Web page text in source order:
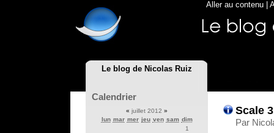
Le blog de Nicolas Ruiz
Aller au contenu
Scale
Par
Calendrier
« juillet 2012 »
lun mar mer jeu ven sam dim
1